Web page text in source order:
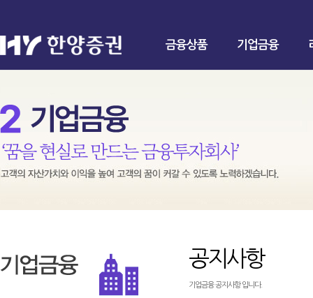
금융상품 기업금융
공지사항
기업금융 공지사항 입니다.